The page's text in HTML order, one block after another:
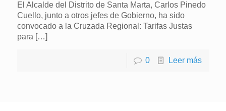
El Alcalde del Distrito de Santa Marta, Carlos Pinedo
Cuello, junto a otros jefes de Gobierno, ha sido
convocado a la Cruzada Regional: Tarifas Justas
para[…]
0 Leer más